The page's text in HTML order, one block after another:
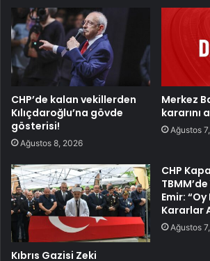
CHP’de kalan vekillerden
Kılıçdaroğlu’na gövde
gösterisi!
Ağustos 8, 2026
Merkez
kararını
Ağustos
Kıbrıs Gazisi Zeki
CHP
Emir:
Kararlar
Ağustos